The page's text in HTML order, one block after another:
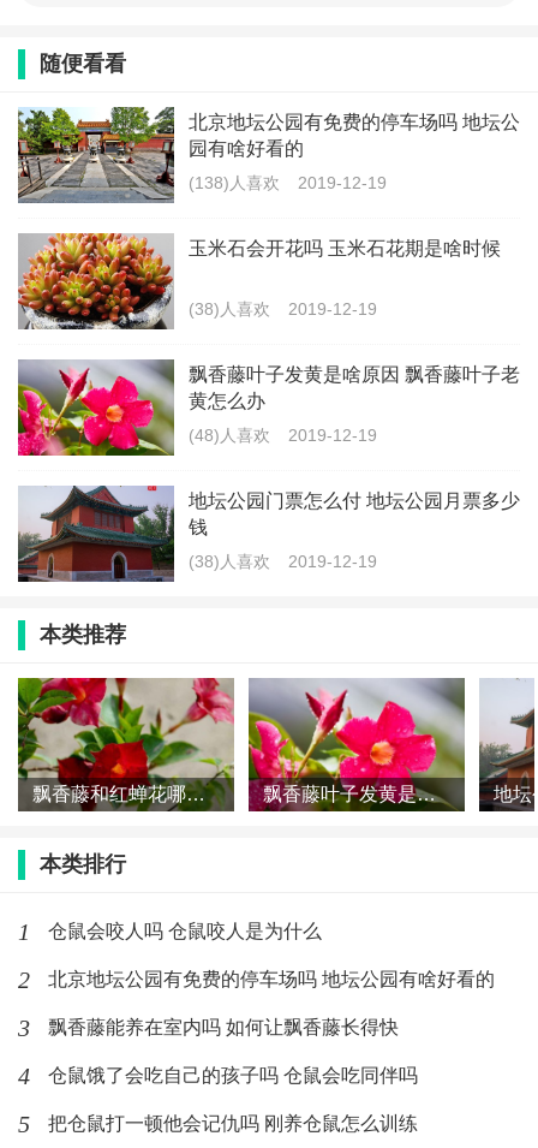
近它入厕的位置，反复训练。
仓鼠的寿命有多长
病，少数仓鼠的寿命可达3-4年。仓鼠的体型相对较小，
相对于其他动物，如猫、狗等，寿命相对较短。
如果没有照顾得当，普通的感冒和腹泻等均会让仓鼠毙
命。在挑选仓鼠品种时就可以选择长寿的品种，如公婆
类仓鼠是平均寿命较长的品种。
最新文章
(23)人喜欢 2019-12-19
雪宝加湿器在哪买 雪宝加湿器多少钱
(18)人喜欢 2019-12-19
(21)人喜欢 2019-12-19
养仓鼠要打预防针吗 仓鼠受伤了会自己
随便看看
北京地坛公园有免费的停车场吗 地坛公
园有啥好看的
(138)人喜欢 2019-12-19
玉米石会开花吗 玉米石花期是啥时候
(38)人喜欢 2019-12-19
飘香藤叶子发黄是啥原因 飘香藤叶子老
黄怎么办
(48)人喜欢 2019-12-19
地坛公园门票怎么付 地坛公园月票多少
钱
(38)人喜欢 2019-12-19
本类推荐
飘香藤和红蝉花哪个好养 飘香藤和红蝉花差别在哪 飘香藤叶子发黄是啥原因 飘香藤叶子老黄怎么办
本类排行
1 仓鼠会咬人吗 仓鼠咬人是为什么
2 北京地坛公园有免费的停车场吗 地坛公园有啥好看的
3 飘香藤能养在室内吗 如何让飘香藤长得快
4 仓鼠饿了会吃自己的孩子吗 仓鼠会吃同伴吗
5 把仓鼠打一顿他会记仇吗 刚养仓鼠怎么训练